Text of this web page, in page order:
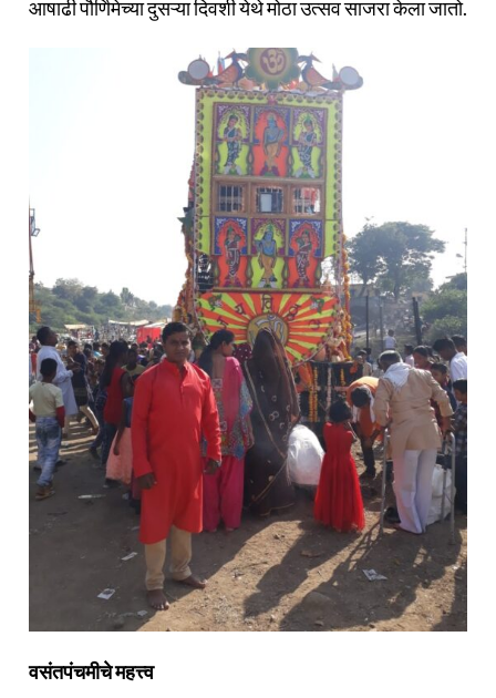
आषाढी पौर्णिमेच्या दुसऱ्या दिवशी येथे मोठा उत्सव साजरा केला जातो.
वसंतपंचमीचे महत्त्व